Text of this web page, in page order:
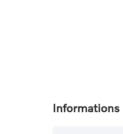
Informations